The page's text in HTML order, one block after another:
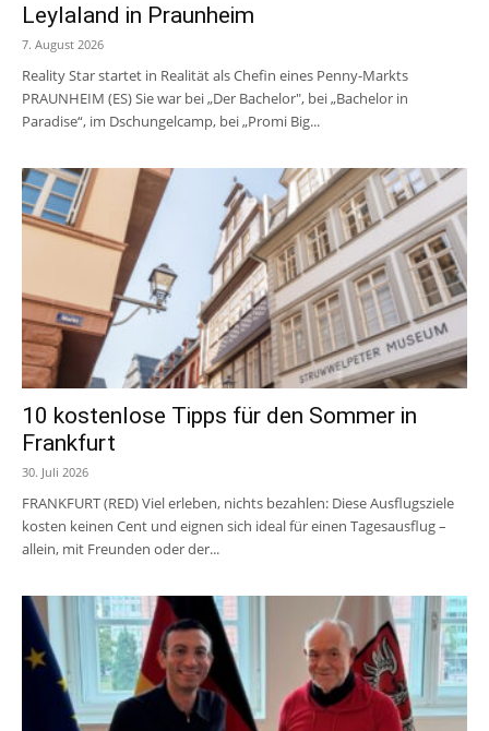
Leylaland in Praunheim
7. August 2026
Reality Star startet in Realität als Chefin eines Penny-Markts
PRAUNHEIM (ES) Sie war bei „Der Bachelor", bei „Bachelor in
Paradise“, im Dschungelcamp, bei „Promi Big...
10 kostenlose Tipps für den Sommer in
Frankfurt
30. Juli 2026
FRANKFURT (RED) Viel erleben, nichts bezahlen: Diese Ausflugsziele
kosten keinen Cent und eignen sich ideal für einen Tagesausflug –
allein, mit Freunden oder der...